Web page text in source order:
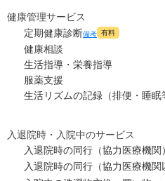
健康管理サービス
定期健康診断備考 有料
健康相談
生活指導・栄養指導
服薬支援
生活リズムの記録（排便・睡眠
入退院時・入院中のサービス
入退院時の同行（協力医療機関）
入退院時の同行（協力医療機関